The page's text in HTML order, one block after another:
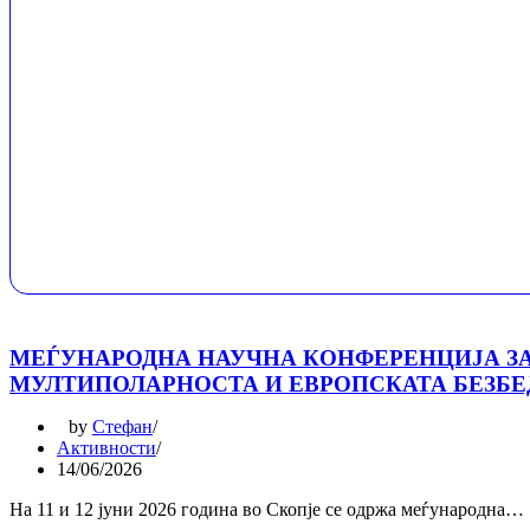
МЕЃУНАРОДНА НАУЧНА КОНФЕРЕНЦИЈА
МУЛТИПОЛАРНОСТА И ЕВРОПСКАТА
by Стефан
Активности
14/06/2026
На 11 и 12 јуни 2026 година во Скопје се одржа меѓународна…